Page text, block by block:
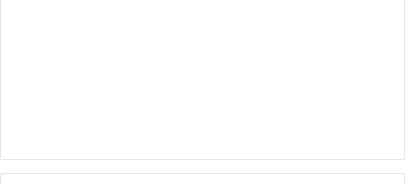
Audisat K10 Urus